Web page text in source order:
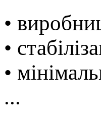
•
•
•
...